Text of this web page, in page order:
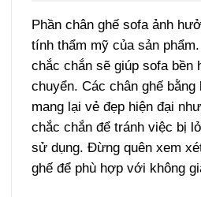
Phần chân ghế sofa ảnh
tính thẩm mỹ của sản
chắc chắn sẽ giúp sofa bền
chuyển. Các chân ghế
mang lại vẻ đẹp hiện đại
chắc chắn để tránh việc bị
sử dụng. Đừng quên xem
ghế để phù hợp với không